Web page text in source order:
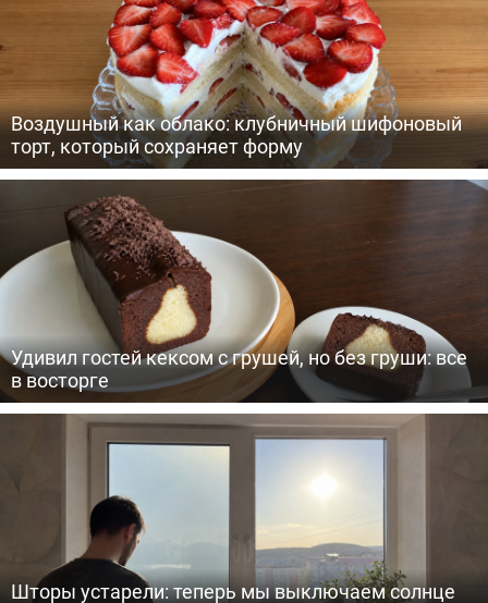
Воздушный как облако: клубничный шифоновый
торт, который сохраняет форму
Удивил гостей кексом с грушей, но без груши: все
в восторге
Шторы устарели: теперь мы выключаем солнце